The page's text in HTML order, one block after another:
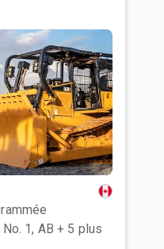
1, AB + 5 plus